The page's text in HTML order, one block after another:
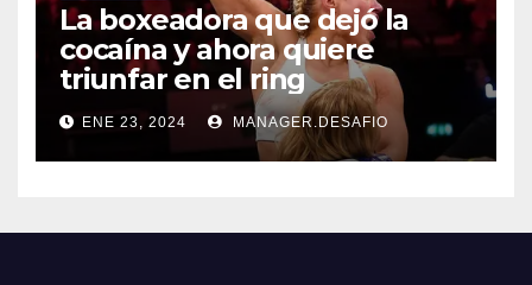
La boxeadora que dejó la
cocaína y ahora quiere
triunfar en el ring​
ENE 23, 2024 MANAGER.DESAFIO